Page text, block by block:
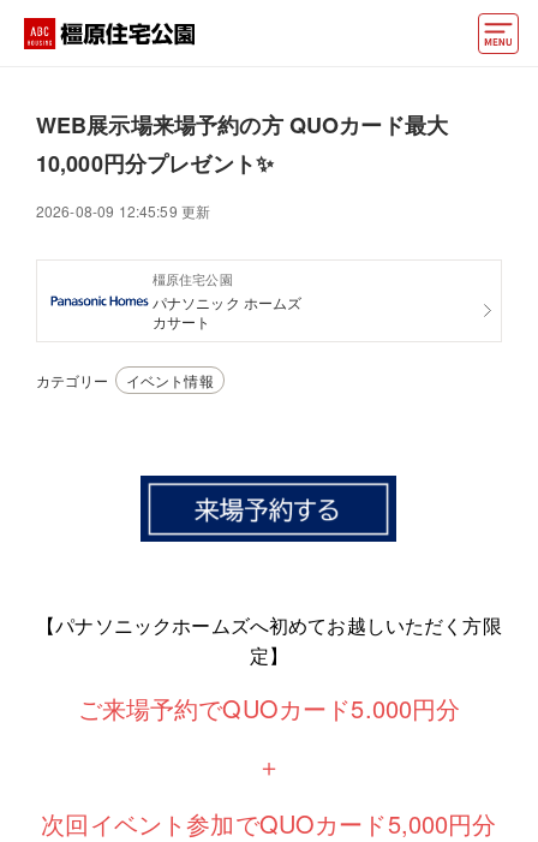
おうちカウンター
動画でモデルハウス見学
アクセス
アカウント登録
WEB展示場来場予約の方 QUOカード最大
10,000円分プレゼント✨
2026-08-09 12:45:59 更新
橿原住宅公園
パナソニック ホームズ
カサート
カテゴリー イベント情報
【パナソニックホームズへ初めてお越しいただく方限
定】
ご来場予約でQUOカード5.000円分
＋
次回イベント参加でQUOカード5,000円分